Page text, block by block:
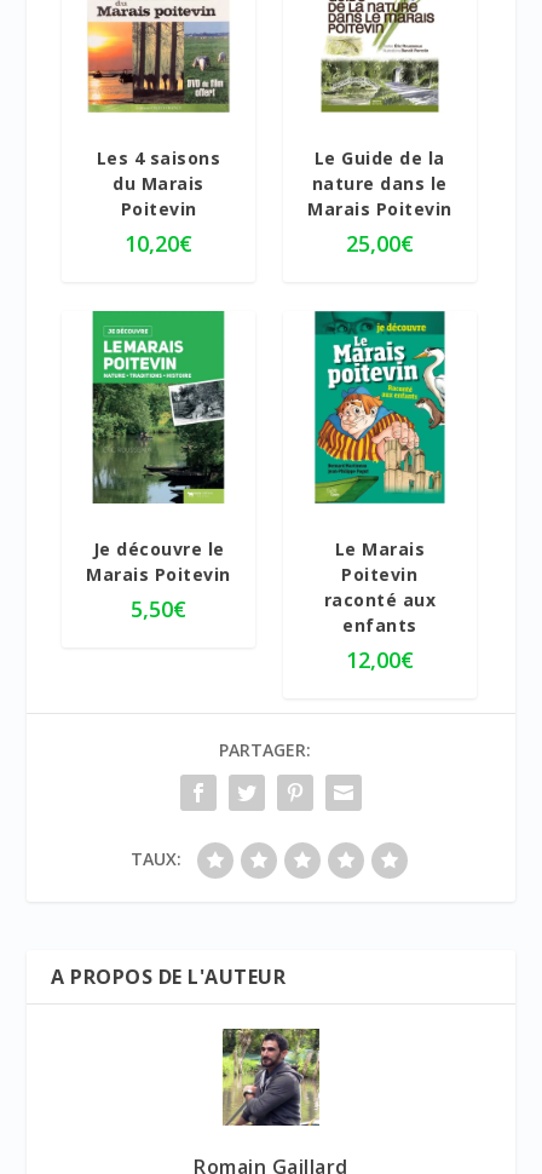
Les 4 saisons
du Marais
Poitevin
10,20€
5.00
Le Guide de la
nature dans le
Marais Poitevin
25,00€
5.00
Je découvre le
Marais Poitevin
5,50€
Le Marais
Poitevin
raconté aux
enfants
12,00€
PARTAGER:
TAUX:
A PROPOS DE L'AUTEUR
Romain Gaillard